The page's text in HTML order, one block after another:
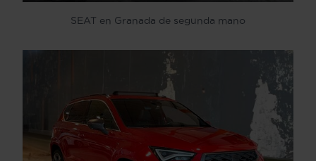
SEAT en Granada de segunda mano